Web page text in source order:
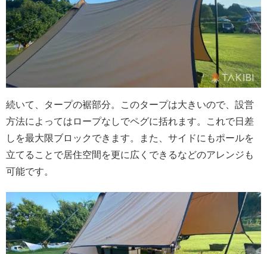
続いて、タープの裾部分。このタープは大きいので、設営
方法によってはロープなしでペグに括れます。これで日差
しを最大限ブロックできます。また、サイドにもポールを
立てることで居住空間を更に広くできるなどのアレンジも
可能です。